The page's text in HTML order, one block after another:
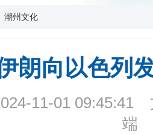
潮州文化
朗向以色列
11-01 09:45:41
端